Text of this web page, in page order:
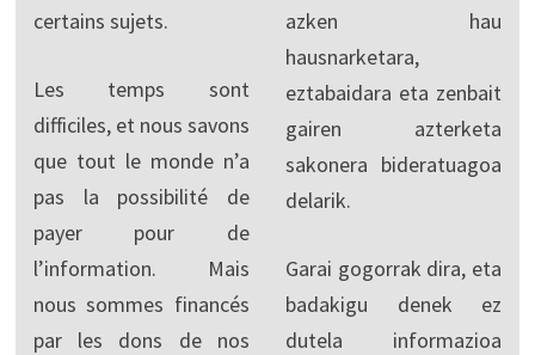
certains sujets.
Les temps sont
difficiles, et nous savons
que tout le monde n’a
pas la possibilité de
payer pour de
l’information. Mais
nous sommes financés
par les dons de nos
azken hau
hausnarketara,
eztabaidara eta zenbait
gairen azterketa
sakonera bideratuagoa
delarik.
Garai gogorrak dira, eta
badakigu denek ez
dutela informazioa